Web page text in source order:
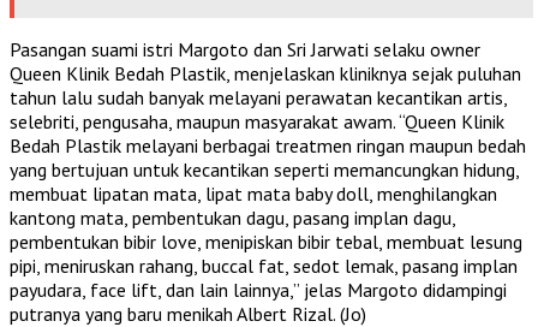
Pasangan suami istri Margoto dan Sri Jarwati selaku owner
Queen Klinik Bedah Plastik, menjelaskan kliniknya sejak puluhan
tahun lalu sudah banyak melayani perawatan kecantikan artis,
selebriti, pengusaha, maupun masyarakat awam. “Queen Klinik
Bedah Plastik melayani berbagai treatmen ringan maupun bedah
yang bertujuan untuk kecantikan seperti memancungkan hidung,
membuat lipatan mata, lipat mata baby doll, menghilangkan
kantong mata, pembentukan dagu, pasang implan dagu,
pembentukan bibir love, menipiskan bibir tebal, membuat lesung
pipi, meniruskan rahang, buccal fat, sedot lemak, pasang implan
payudara, face lift, dan lain lainnya,” jelas Margoto didampingi
putranya yang baru menikah Albert Rizal. (Jo)